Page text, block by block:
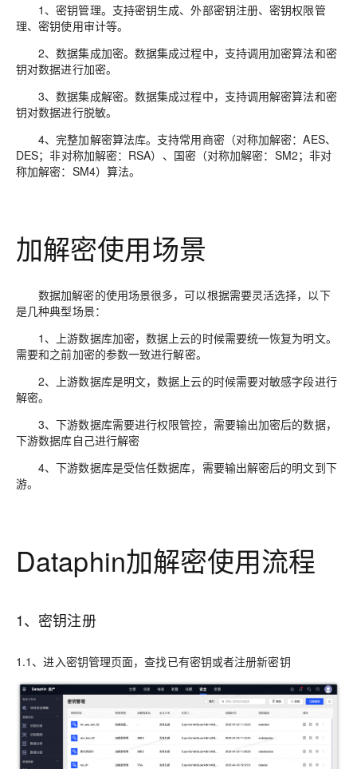
1、密钥管理。支持密钥生成、外部密钥注册、密钥权限管
理、密钥使用审计等。
2、数据集成加密。数据集成过程中，支持调用加密算法和密
钥对数据进行加密。
3、数据集成解密。数据集成过程中，支持调用解密算法和密
钥对数据进行脱敏。
4、完整加解密算法库。支持常用商密（对称加解密：AES、
DES；非对称加解密：RSA）、国密（对称加解密：SM2；非对
称加解密：SM4）算法。
加解密使用场景
数据加解密的使用场景很多，可以根据需要灵活选择，以下
是几种典型场景：
1、上游数据库加密，数据上云的时候需要统一恢复为明文。
需要和之前加密的参数一致进行解密。
2、上游数据库是明文，数据上云的时候需要对敏感字段进行
解密。
3、下游数据库需要进行权限管控，需要输出加密后的数据，
下游数据库自己进行解密
4、下游数据库是受信任数据库，需要输出解密后的明文到下
游。
Dataphin加解密使用流程
1、密钥注册
1.1、进入密钥管理页面，查找已有密钥或者注册新密钥